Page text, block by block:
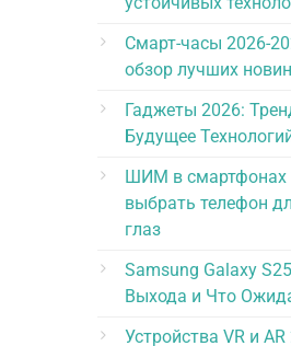
Смарт-часы 2026-
обзор лучших
Гаджеты 2026:
Будущее
ШИМ в смартфонах
выбрать телефон
глаз
Samsung Galaxy
Выхода и Что
Устройства VR и